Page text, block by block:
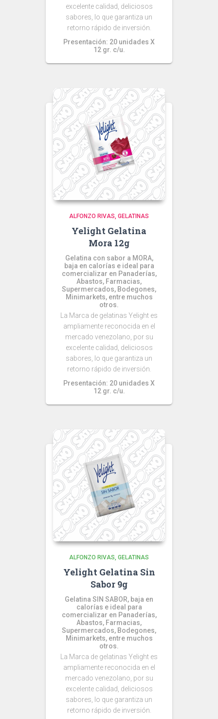
excelente calidad, deliciosos
sabores, lo que garantiza un
retorno rápido de inversión.
Presentación: 20 unidades X
12 gr. c/u.
ALFONZO RIVAS GELATINAS
Yelight Gelatina
Mora 12g
Gelatina con sabor a MORA,
baja en calorías e ideal para
comercializar en Panaderías,
Abastos, Farmacias,
Supermercados, Bodegones,
Minimarkets, entre muchos
otros.
La Marca de gelatinas Yelight es
ampliamente reconocida en el
mercado venezolano, por su
excelente calidad, deliciosos
sabores, lo que garantiza un
retorno rápido de inversión.
Presentación: 20 unidades X
12 gr. c/u.
ALFONZO RIVAS GELATINAS
Yelight Gelatina Sin
Sabor 9g
Gelatina SIN SABOR, baja en
calorías e ideal para
comercializar en Panaderías,
Abastos, Farmacias,
Supermercados, Bodegones,
Minimarkets, entre muchos
otros.
La Marca de gelatinas Yelight es
ampliamente reconocida en el
mercado venezolano, por su
excelente calidad, deliciosos
sabores, lo que garantiza un
retorno rápido de inversión.